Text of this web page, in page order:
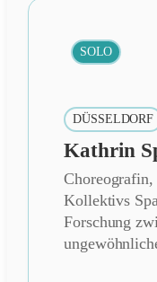
SOLO
DÜSSELDORF
Kathrin
Kollektivs
Forschung